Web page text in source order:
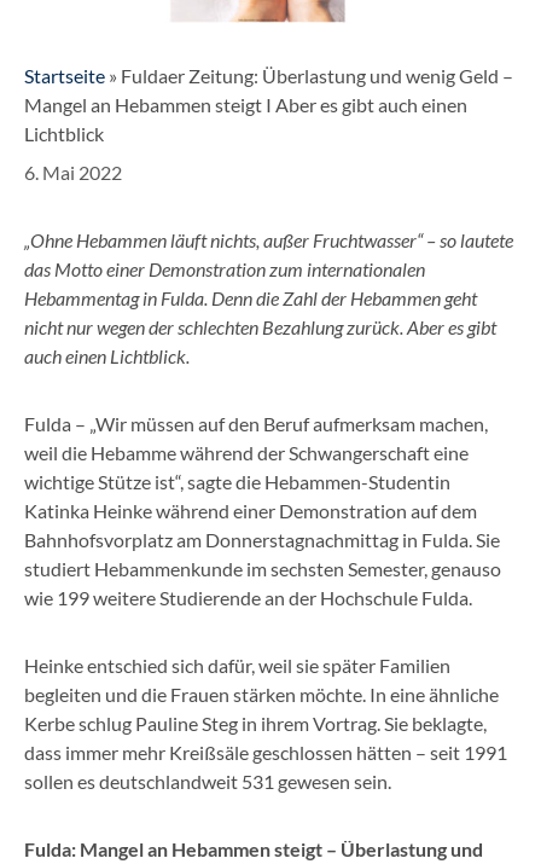
Startseite » Fuldaer Zeitung: Überlastung und wenig Geld –
Mangel an Hebammen steigt I Aber es gibt auch einen
Lichtblick
6. Mai 2022
„Ohne Hebammen läuft nichts, außer Fruchtwasser“ – so lautete
das Motto einer Demonstration zum internationalen
Hebammentag in Fulda. Denn die Zahl der Hebammen geht
nicht nur wegen der schlechten Bezahlung zurück. Aber es gibt
auch einen Lichtblick.
Fulda – „Wir müssen auf den Beruf aufmerksam machen,
weil die Hebamme während der Schwangerschaft eine
wichtige Stütze ist“, sagte die Hebammen-Studentin
Katinka Heinke während einer Demonstration auf dem
Bahnhofsvorplatz am Donnerstagnachmittag in Fulda. Sie
studiert Hebammenkunde im sechsten Semester, genauso
wie 199 weitere Studierende an der Hochschule Fulda.
Heinke entschied sich dafür, weil sie später Familien
begleiten und die Frauen stärken möchte. In eine ähnliche
Kerbe schlug Pauline Steg in ihrem Vortrag. Sie beklagte,
dass immer mehr Kreißsäle geschlossen hätten – seit 1991
sollen es deutschlandweit 531 gewesen sein.
Fulda: Mangel an Hebammen steigt – Überlastung und